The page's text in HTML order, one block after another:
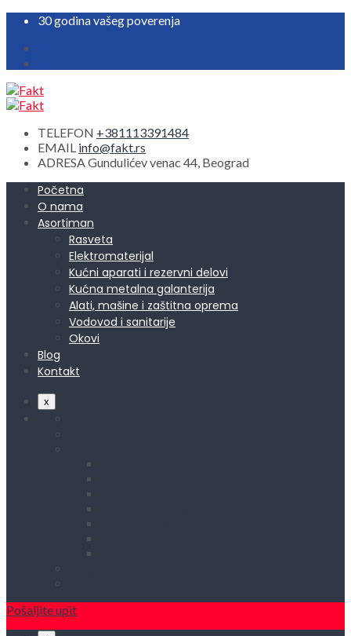
30 godina vašeg poverenja
TELEFON +381113391484
EMAIL info@fakt.rs
ADRESAGundulićev venac 44, Beograd
Početna
O nama
Asortiman
Rasveta
Elektromaterijal
Kućni aparati i rezervni delovi
Kućna metalna galanterija
Alati, mašine i zaštitna oprema
Vodovod i sanitarije
Okovi
Blog
Kontakt
x
Pošaljite upit